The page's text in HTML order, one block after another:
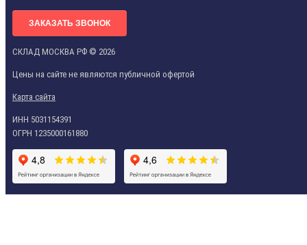
ЗАКАЗАТЬ ЗВОНОК
СКЛАД МОСКВА РФ © 2026
Цены на сайте не являются публичной офертой
Карта сайта
ИНН 5031154391
ОГРН 1235000161880